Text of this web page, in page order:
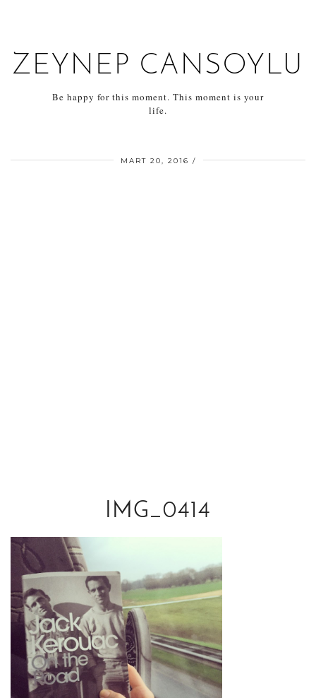
ZEYNEP CANSOYLU
Be happy for this moment. This moment is your
life.
MART 20, 2016
IMG_0414